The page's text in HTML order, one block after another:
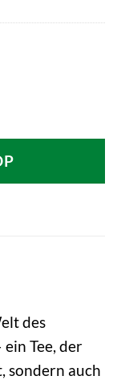
des
Tee, der
sondern auch